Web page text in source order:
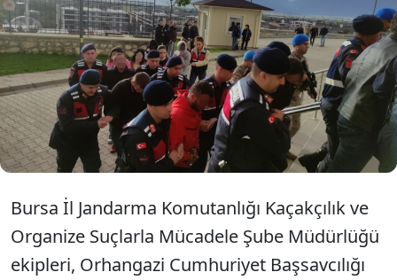
Bursa'da uyuşturucu ve insan ticareti yapan
suç örgütüne operasyon düzenlendi. Yapılan
operasyonla gözaltına alınan 26 şüpheliden
22'si tutuklandı, diğerleri adli kontrol şartıyla
serbest bırakıldı.
Bursa İl Jandarma Komutanlığı Kaçakçılık ve
Organize Suçlarla Mücadele Şube Müdürlüğü
ekipleri, Orhangazi Cumhuriyet Başsavcılığı